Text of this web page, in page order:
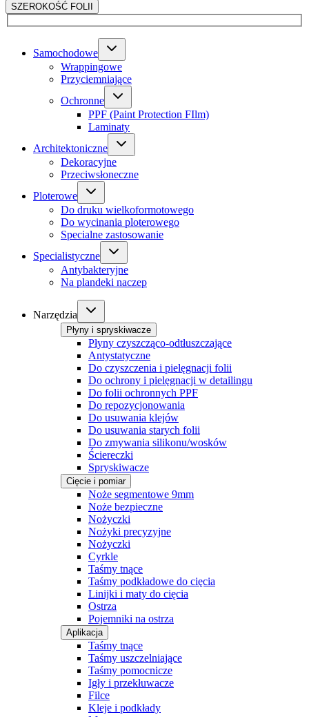
SZEROKOŚĆ FOLII
Samochodowe
Wrappingowe
Przyciemniające
Ochronne
PPF (Paint Protection FIlm)
Laminaty
Architektoniczne
Dekoracyjne
Przeciwsłoneczne
Ploterowe
Do druku wielkoformotowego
Do wycinania ploterowego
Specialne zastosowanie
Specialistyczne
Antybakteryjne
Na plandeki naczep
Narzędzia
Płyny i spryskiwacze
Płyny czyszcząco-odtłuszczające
Antystatyczne
Do czyszczenia i pielęgnacji folii
Do ochrony i pielęgnacji w detailingu
Do folii ochronnych PPF
Do repozycjonowania
Do usuwania klejów
Do usuwania starych folii
Do zmywania silikonu/wosków
Ściereczki
Spryskiwacze
Cięcie i pomiar
Noże segmentowe 9mm
Noże bezpieczne
Nożyczki
Nożyki precyzyjne
Nożyczki
Cyrkle
Taśmy tnące
Taśmy podkładowe do cięcia
Linijki i maty do cięcia
Ostrza
Pojemniki na ostrza
Aplikacja
Taśmy tnące
Taśmy uszczelniające
Taśmy pomocnicze
Igły i przekłuwacze
Filce
Kleje i podkłady